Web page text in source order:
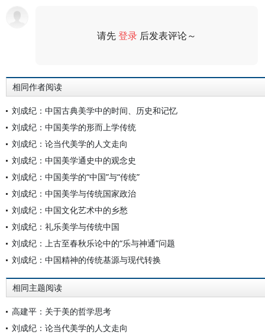
请先登录 后发表评论～
相同作者阅读
刘成纪：中国古典美学中的时间、历史和记忆
刘成纪：中国美学的形而上学传统
刘成纪：论当代美学的人文走向
刘成纪：中国美学通史中的观念史
刘成纪：中国美学的“中国”与“传统”
刘成纪：中国美学与传统国家政治
刘成纪：中国文化艺术中的乡愁
刘成纪：礼乐美学与传统中国
刘成纪：上古至春秋乐论中的“乐与神通”问题
刘成纪：中国精神的传统基源与现代转换
相同主题阅读
高建平：关于美的哲学思考
刘成纪：论当代美学的人文走向